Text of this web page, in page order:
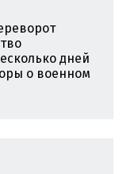
дней
о военном